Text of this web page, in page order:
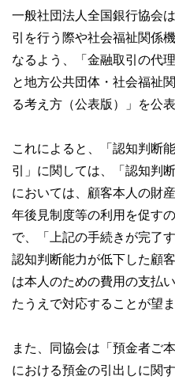
一般社団法人全国銀行協会
引を行う際や社会福祉関係
なるよう、「金融取引の代
と地方公共団体・社会福祉
る考え方（公表版）」を公表
これによると、「認知判断
引」に関しては、「認知判
においては、顧客本人の財
年後見制度等の利用を促す
で、「上記の手続きが完了
認知判断能力が低下した顧
は本人のための費用の支払
たうえで対応することが望
また、同協会は「預金者ご
における預金の引出しに関